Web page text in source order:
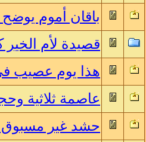
باقان أموم
قصيدة لأم الخير
هذا يوم عصيب
عاصمة ثلاثية
حشد غير مسبوق